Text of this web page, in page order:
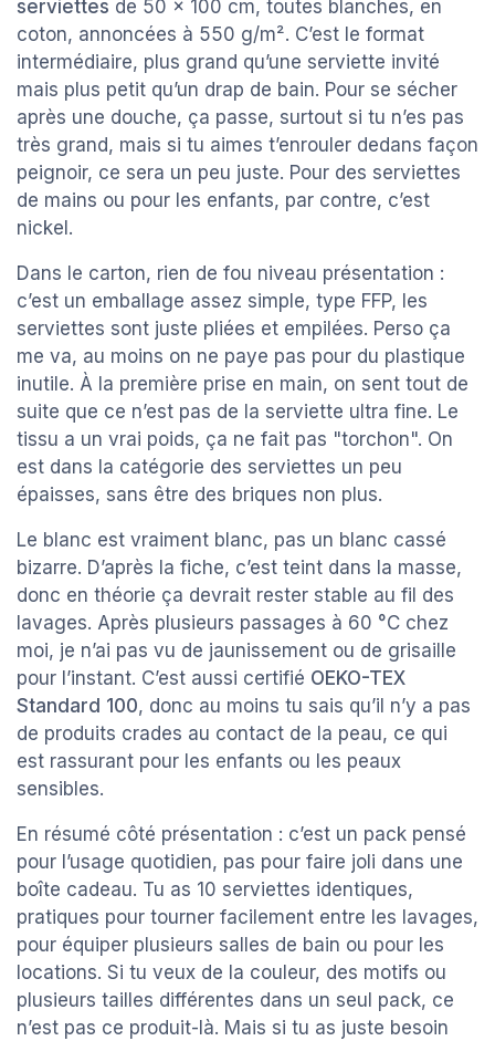
serviettes de 50 x 100 cm, toutes blanches, en
coton, annoncées à 550 g/m². C’est le format
intermédiaire, plus grand qu’une serviette invité
mais plus petit qu’un drap de bain. Pour se sécher
après une douche, ça passe, surtout si tu n’es pas
très grand, mais si tu aimes t’enrouler dedans façon
peignoir, ce sera un peu juste. Pour des serviettes
de mains ou pour les enfants, par contre, c’est
nickel.
Dans le carton, rien de fou niveau présentation :
c’est un emballage assez simple, type FFP, les
serviettes sont juste pliées et empilées. Perso ça
me va, au moins on ne paye pas pour du plastique
inutile. À la première prise en main, on sent tout de
suite que ce n’est pas de la serviette ultra fine. Le
tissu a un vrai poids, ça ne fait pas "torchon". On
est dans la catégorie des serviettes un peu
épaisses, sans être des briques non plus.
Le blanc est vraiment blanc, pas un blanc cassé
bizarre. D’après la fiche, c’est teint dans la masse,
donc en théorie ça devrait rester stable au fil des
lavages. Après plusieurs passages à 60 °C chez
moi, je n’ai pas vu de jaunissement ou de grisaille
pour l’instant. C’est aussi certifié OEKO-TEX
Standard 100, donc au moins tu sais qu’il n’y a pas
de produits crades au contact de la peau, ce qui
est rassurant pour les enfants ou les peaux
sensibles.
En résumé côté présentation : c’est un pack pensé
pour l’usage quotidien, pas pour faire joli dans une
boîte cadeau. Tu as 10 serviettes identiques,
pratiques pour tourner facilement entre les lavages,
pour équiper plusieurs salles de bain ou pour les
locations. Si tu veux de la couleur, des motifs ou
plusieurs tailles différentes dans un seul pack, ce
n’est pas ce produit-là. Mais si tu as juste besoin